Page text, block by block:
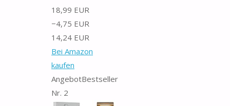
18,99 EUR
−4,75 EUR
14,24 EUR
Bei Amazon
kaufen
AngebotBestseller
Nr. 2